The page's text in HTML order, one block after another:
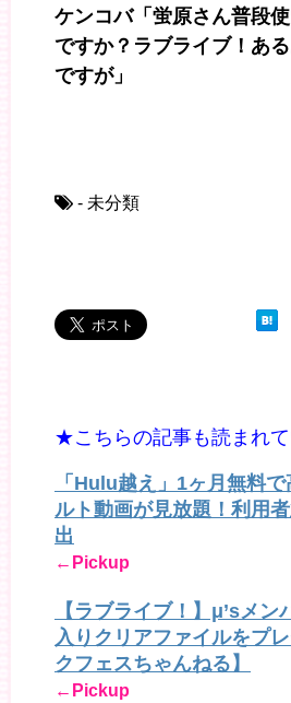
ケンコバ「蛍原さん普段
ですか？ラブライブ！あ
ですが」
- 未分類
★こちらの記事も読まれ
「Hulu越え」1ヶ月無料
ルト動画が見放題！利用
出
←Pickup
【ラブライブ！】μ’sメン
入りクリアファイルをプ
クフェスちゃんねる】
←Pickup